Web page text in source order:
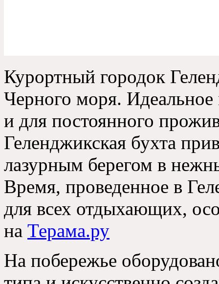
Курортный городок
Черного моря. Идеальное
и для постоянного
Геленджикская бухта
лазурным берегом в
Время, проведенное в
для всех отдыхающих,
на Терама.ру
На побережье